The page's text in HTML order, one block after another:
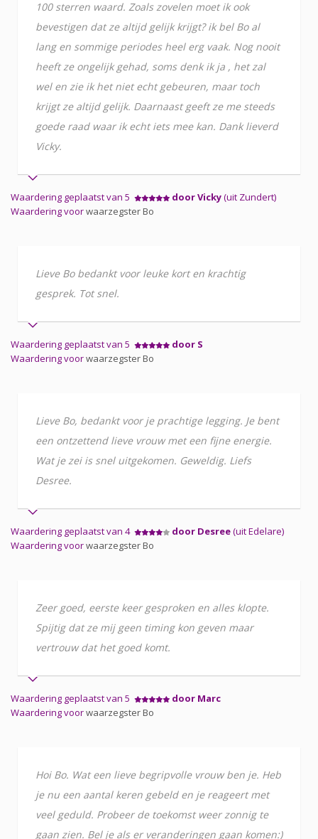
100 sterren waard. Zoals zovelen moet ik ook
bevestigen dat ze altijd gelijk krijgt? ik bel Bo al
lang en sommige periodes heel erg vaak. Nog nooit
heeft ze ongelijk gehad, soms denk ik ja , het zal
wel en zie ik het niet echt gebeuren, maar toch
krijgt ze altijd gelijk. Daarnaast geeft ze me steeds
goede raad waar ik echt iets mee kan. Dank lieverd
Vicky.
Waardering geplaatst van 5 door Vicky(uit Zundert)
Waardering voorwaarzegster Bo
Lieve Bo bedankt voor leuke kort en krachtig
gesprek. Tot snel.
Waardering geplaatst van 5
door S
Waardering voorwaarzegster Bo
Lieve Bo, bedankt voor je prachtige legging. Je bent
een ontzettend lieve vrouw met een fijne energie.
Wat je zei is snel uitgekomen. Geweldig. Liefs
Desree.
Waardering geplaatst van 4 door Desree(uit Edelare)
Waardering voorwaarzegster Bo
Zeer goed, eerste keer gesproken en alles klopte.
Spijtig dat ze mij geen timing kon geven maar
vertrouw dat het goed komt.
Waardering geplaatst van 5
door Marc
Waardering voorwaarzegster Bo
Hoi Bo. Wat een lieve begripvolle vrouw ben je. Heb
je nu een aantal keren gebeld en je reageert met
veel geduld. Probeer de toekomst weer zonnig te
gaan zien. Bel je als er veranderingen gaan komen:)